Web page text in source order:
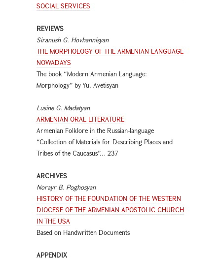
SOCIAL SERVICES
REVIEWS
Siranush G. Hovhannisyan
THE MORPHOLOGY OF THE ARMENIAN LANGUAGE
NOWADAYS
The book “Modern Armenian Language:
Morphology” by Yu. Avetisyan
Lusine G. Madatyan
ARMENIAN ORAL LITERATURE
Armenian Folklore in the Russian-language
“Collection of Materials for Describing Places and
Tribes of the Caucasus”… 237
ARCHIVES
Norayr B. Poghosyan
HISTORY OF THE FOUNDATION OF THE WESTERN
DIOCESE OF THE ARMENIAN APOSTOLIC CHURCH
IN THE USA
Based on Handwritten Documents
APPENDIX